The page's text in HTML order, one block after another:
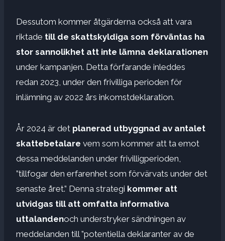
Dessutom kommer åtgärderna också att vara
riktade till de skattskyldiga som förväntas ha
stor sannolikhet att inte lämna deklarationen
under kampanjen. Detta förfarande inleddes
redan 2023, under den frivilliga perioden för
inlämning av 2022 års inkomstdeklaration.
År 2024 är det planerad utbyggnad av antalet
skattebetalare vem som kommer att ta emot
dessa meddelanden under frivilligperioden,
”tillfogar den erfarenhet som förvärvats under det
senaste året.” Denna strategi kommer att
utvidgas till att omfatta informativa
uttalandenoch understryker sändningen av
meddelanden till ”potentiella deklaranter av de